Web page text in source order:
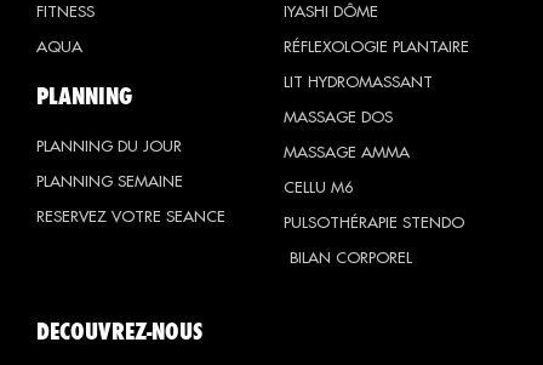
FITNESS
AQUA
PLANNING
PLANNING DU JOUR
PLANNING SEMAINE
RESERVEZ VOTRE SEANCE
IYASHI DÔME
RÉFLEXOLOGIE PLANTAIRE
LIT HYDROMASSANT
MASSAGE DOS
MASSAGE AMMA
CELLU M6
PULSOTHÉRAPIE STENDO
BILAN CORPOREL
DECOUVREZ-NOUS